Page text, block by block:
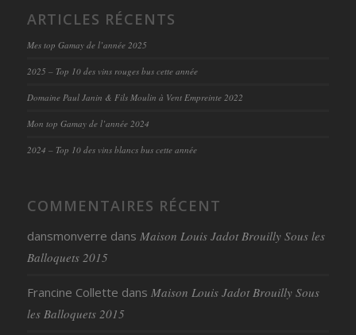
ARTICLES RÉCENTS
Mes top Gamay de l’année 2025
2025 – Top 10 des vins rouges bus cette année
Domaine Paul Janin & Fils Moulin à Vent Empreinte 2022
Mon top Gamay de l’année 2024
2024 – Top 10 des vins blancs bus cette année
COMMENTAIRES RÉCENT
dansmonverre dans Maison Louis Jadot Brouilly Sous les
Balloquets 2015
Francine Collette dans Maison Louis Jadot Brouilly Sous
les Balloquets 2015